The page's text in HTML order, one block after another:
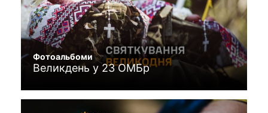
Фотоальбоми
Великдень у 23 ОМБр